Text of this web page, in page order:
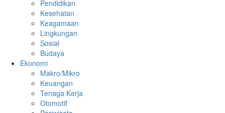
Pendidikan
Kesehatan
Keagamaan
Lingkungan
Sosial
Budaya
Ekonomi
Makro/Mikro
Keuangan
Tenaga Kerja
Otomotif